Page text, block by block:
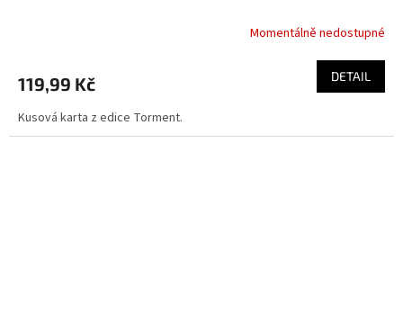
Momentálně nedostupné
119,99 Kč DETAIL
Kusová karta z edice Torment.